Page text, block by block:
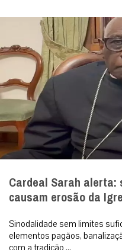
Cardeal Sarah
causam erosão da
Sinodalidade sem limites
elementos pagãos,
com a tradição ...